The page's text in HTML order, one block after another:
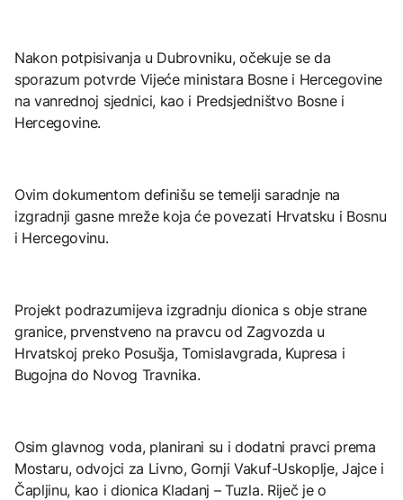
Nakon potpisivanja u Dubrovniku, očekuje se da
sporazum potvrde Vijeće ministara Bosne i Hercegovine
na vanrednoj sjednici, kao i Predsjedništvo Bosne i
Hercegovine.
Ovim dokumentom definišu se temelji saradnje na
izgradnji gasne mreže koja će povezati Hrvatsku i Bosnu
i Hercegovinu.
Projekt podrazumijeva izgradnju dionica s obje strane
granice, prvenstveno na pravcu od Zagvozda u
Hrvatskoj preko Posušja, Tomislavgrada, Kupresa i
Bugojna do Novog Travnika.
Osim glavnog voda, planirani su i dodatni pravci prema
Mostaru, odvojci za Livno, Gornji Vakuf-Uskoplje, Jajce i
Čapljinu, kao i dionica Kladanj – Tuzla. Riječ je o